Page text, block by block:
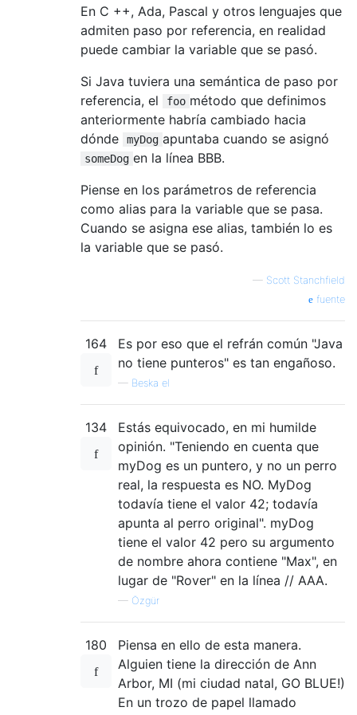
En C ++, Ada, Pascal y otros lenguajes que
admiten paso por referencia, en realidad
puede cambiar la variable que se pasó.
Si Java tuviera una semántica de paso por
referencia, el
foo método que definimos
anteriormente habría cambiado hacia
dónde
myDog apuntaba cuando se asignó
someDog en la línea BBB.
Piense en los parámetros de referencia
como alias para la variable que se pasa.
Cuando se asigna ese alias, también lo es
la variable que se pasó.
— Scott Stanchfield
fuente
164
Es por eso que el refrán común "Java
no tiene punteros" es tan engañoso.
— Beska el
134
Estás equivocado, en mi humilde
opinión. "Teniendo en cuenta que
myDog es un puntero, y no un perro
real, la respuesta es NO. MyDog
todavía tiene el valor 42; todavía
apunta al perro original". myDog
tiene el valor 42 pero su argumento
de nombre ahora contiene "Max", en
lugar de "Rover" en la línea // AAA.
— Özgür
180
Piensa en ello de esta manera.
Alguien tiene la dirección de Ann
Arbor, MI (mi ciudad natal, GO BLUE!)
En un trozo de papel llamado